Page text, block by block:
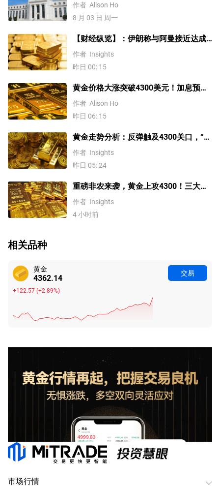
作者 Alison Ho
8 月 03 日 周一
【财经纵览】：伊朗称与阿曼接近达成
协议，黄金涨超200美元、WTI原油三连
跌，道指续创历史新高！
作者 Insights
昨日 00: 15
黄金价格大涨突破4300美元！加息预期
降温叠加央行购金，未来继续涨？
作者 Alison Ho
昨日 06: 15
黄金走势分析：反弹触及4300关口，“双
底”确立剑指这一目标！
作者 Insights
昨日 05: 24
重磅非农来袭，黄金上攻4300！三大因
素预示金价升势有望延续
作者 Insights
4 小时前
相关品种
黄金
4362.13
+122.56(+2.89%)
交易
市场行情